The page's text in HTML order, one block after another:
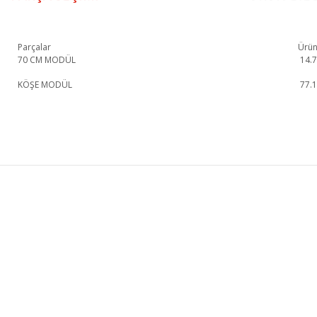
Parçalar
70 CM MODÜL
KÖŞE MODÜL